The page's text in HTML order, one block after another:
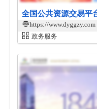
https://www.dyggzy.com
政务服务